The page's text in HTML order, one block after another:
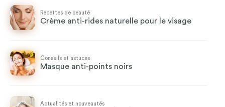
Recettes de beauté
Crème anti-rides naturelle pour le visage
Conseils et astuces
Masque anti-points noirs
Actualités et nouveautés